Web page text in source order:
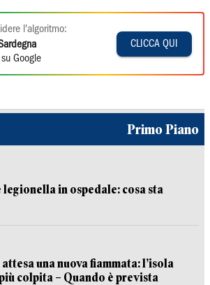
l'algoritmo:
Google
CLICCA QUI
Primo Piano
legionella in ospedale: cosa sta
una nuova fiammata: l’isola
colpita – Quando è prevista